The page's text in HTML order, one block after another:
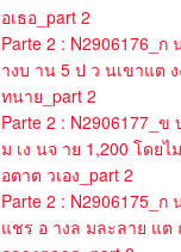
อเธอ_part 2
Parte 2 : N2906176_ก
างบ าน 5 ป ว นเขาแต
ทนาย_part 2
Parte 2 : N2906177_
ม เง นจ าย 1,200 โดย
อตาต วเอง_part 2
Parte 2 : N2906175_ก
แชร อ างล มละลาย แต